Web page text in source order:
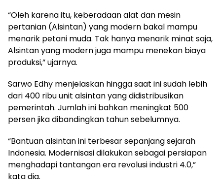
“Oleh karena itu, keberadaan alat dan mesin
pertanian (Alsintan) yang modern bakal mampu
menarik petani muda. Tak hanya menarik minat saja,
Alsintan yang modern juga mampu menekan biaya
produksi,” ujarnya.
Sarwo Edhy menjelaskan hingga saat ini sudah lebih
dari 400 ribu unit alsintan yang didistribusikan
pemerintah. Jumlah ini bahkan meningkat 500
persen jika dibandingkan tahun sebelumnya.
“Bantuan alsintan ini terbesar sepanjang sejarah
Indonesia. Modernisasi dilakukan sebagai persiapan
menghadapi tantangan era revolusi industri 4.0,”
kata dia.